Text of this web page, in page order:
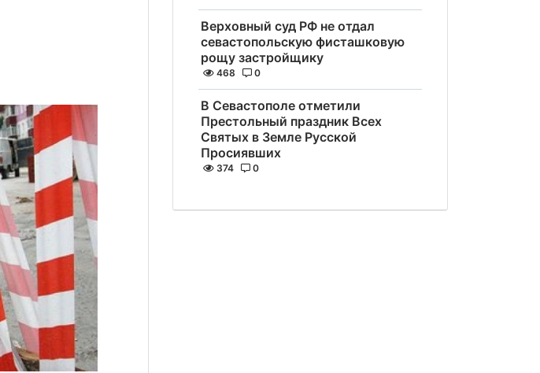
Верховный суд РФ не отдал
севастопольскую фисташковую
рощу застройщику
468 0
В Севастополе отметили
Престольный праздник Всех
Святых в Земле Русской
Просиявших
374 0